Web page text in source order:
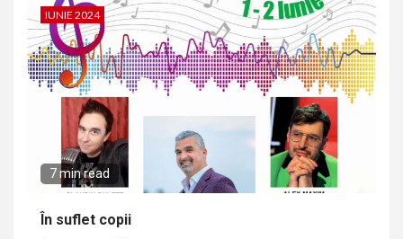
IUNIE 2024
7 min read
În suflet copii